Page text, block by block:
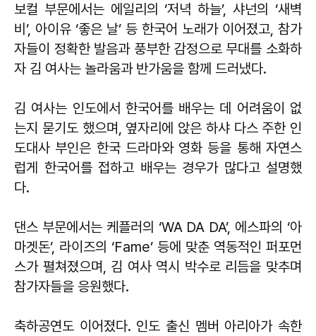
보컬 부문에서는 에일리의 ‘저녁 하늘’, 샤넌의 ‘새벽
비’, 아이유 ‘좋은 날’ 등 한국어 노래가 이어졌고, 참가
자들이 정확한 발음과 풍부한 감정으로 무대를 소화하
자 김 여사는 놀라움과 반가움을 함께 드러냈다.
김 여사는 인도에서 한국어를 배우는 데 어려움이 없
는지 묻기도 했으며, 옆자리에 앉은 하샤 다스 주한 인
도대사 부인은 한국 드라마와 영화 등을 통해 자연스
럽게 한국어를 접하고 배우는 경우가 많다고 설명했
다.
댄스 부문에서는 케플러의 ‘WA DA DA’, 에스파의 ‘아
마겟돈’, 라이즈의 ‘Fame’ 등에 맞춘 역동적인 퍼포먼
스가 펼쳐졌으며, 김 여사 역시 박수로 리듬을 맞추며
참가자들을 응원했다.
축하공연도 이어졌다. 인도 출신 멤버 아리아가 속한